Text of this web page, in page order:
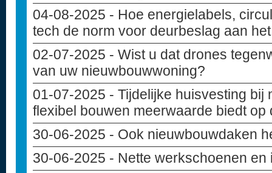
04-08-2025 - Hoe energielabels,
tech de norm voor deurbeslag aan
02-07-2025 - Wist u dat drones
van uw nieuwbouwwoning?
01-07-2025 - Tijdelijke huisvesting bij
flexibel bouwen meerwaarde biedt op
30-06-2025 - Ook nieuwbouwdaken
30-06-2025 - Nette werkschoenen